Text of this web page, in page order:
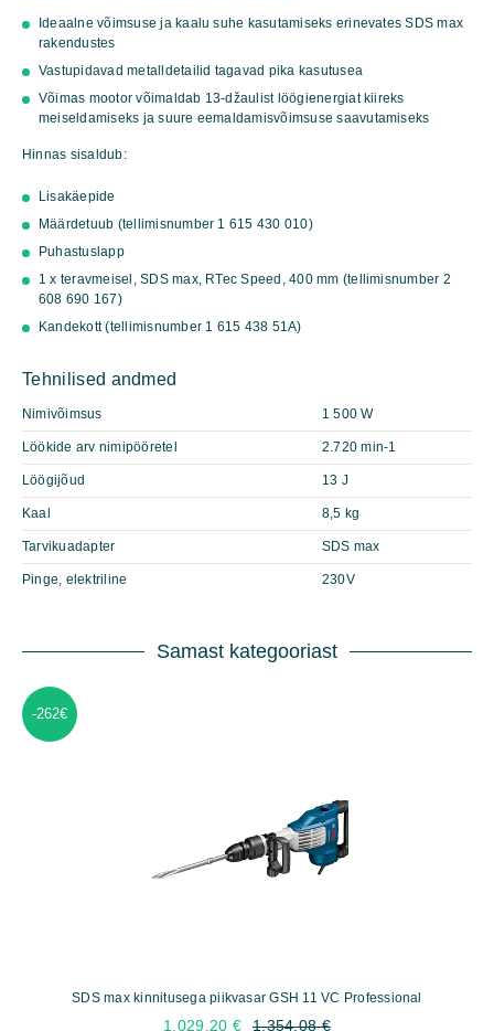
Ideaalne võimsuse ja kaalu suhe kasutamiseks erinevates SDS max
rakendustes
Vastupidavad metalldetailid tagavad pika kasutusea
Võimas mootor võimaldab 13-džaulist löögienergiat kiireks
meiseldamiseks ja suure eemaldamisvõimsuse saavutamiseks
Hinnas sisaldub:
Lisakäepide
Määrdetuub (tellimisnumber 1 615 430 010)
Puhastuslapp
1 x teravmeisel, SDS max, RTec Speed, 400 mm (tellimisnumber 2
608 690 167)
Kandekott (tellimisnumber 1 615 438 51A)
Tehnilised andmed
Nimivõimsus 1 500 W
Löökide arv nimipööretel 2.720 min-1
Löögijõud 13 J
Kaal 8,5 kg
Tarvikuadapter SDS max
Pinge, elektriline 230V
Samast kategooriast
-262€
SDS max kinnitusega piikvasar GSH 11 VC Professional
1.354,08€
1.029,20 €